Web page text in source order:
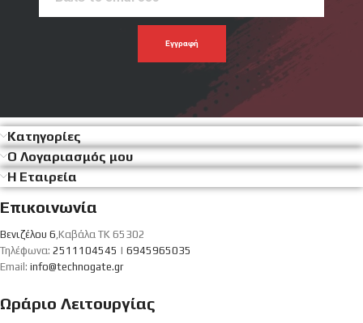
Κατηγορίες
Ο Λογαριασμός μου
Η Εταιρεία
Επικοινωνία
Βενιζέλου 6,Καβάλα ΤΚ 65302
Τηλέφωνα: 2511104545 | 6945965035
Email: info@technogate.gr
Ωράριο Λειτουργίας